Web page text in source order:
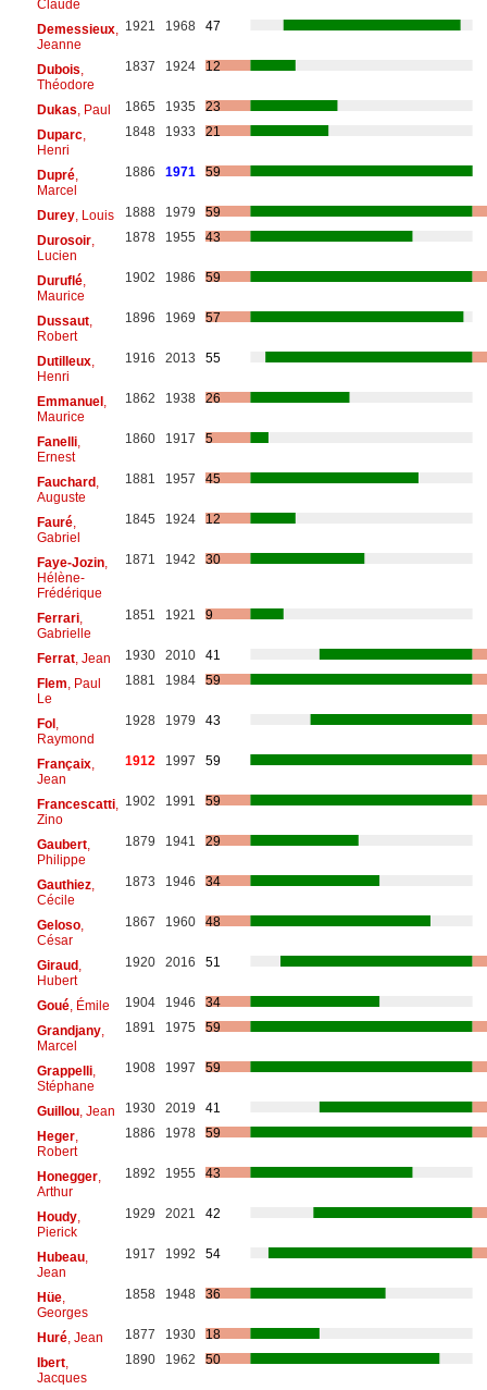
Claude
Demessieux,
Jeanne
1921 1968 47
Dubois
Théodore
1837 1924 12
Dukas , Paul 1865 1935
23
Duparc,
Henri
1848 1933 21
Dupré,
Marcel
1886 1971 59
Durey, Louis 1888 1979
59
Durosoir,
Lucien
1878 1955 43
Duruflé,
Maurice
1902 1986 59
Dussaut,
Robert
1896 1969 57
Dutilleux,
Henri
1916 2013 55
Emmanuel,
Maurice
1862 1938 26
Fanelli,
Ernest
1860 1917 5
Fauchard,
Auguste
1881 1957 45
Fauré,
Gabriel
1845 1924 12
Faye-Jozin,
Hélène-
Frédérique
1871 1942 30
Ferrari,
Gabrielle
1851 1921 9
Ferrat, Jean 1930 2010
41
Flem , Paul
Le
1881 1984 59
Fol,
Raymond
1928 1979 43
Françaix,
Jean
1912 1997 59
Francescatti,
Zino
1902 1991 59
Gaubert,
Philippe
1879 1941 29
Gauthiez,
Cécile
1873 1946 34
Geloso,
César
1867 1960 48
Giraud,
Hubert
1920 2016 51
Goué, Émile 1904 1946
34
Grandjany,
Marcel
1891 1975 59
Grappelli,
Stéphane
1908 1997 59
Guillou, Jean 1930 2019
41
Heger,
Robert
1886 1978 59
Honegger,
Arthur
1892 1955 43
Houdy,
Pierick
1929 2021 42
Hubeau,
Jean
1917 1992 54
Hüe,
Georges
1858 1948 36
Huré, Jean 1877 1930
18
Ibert,
Jacques
1890 1962 50